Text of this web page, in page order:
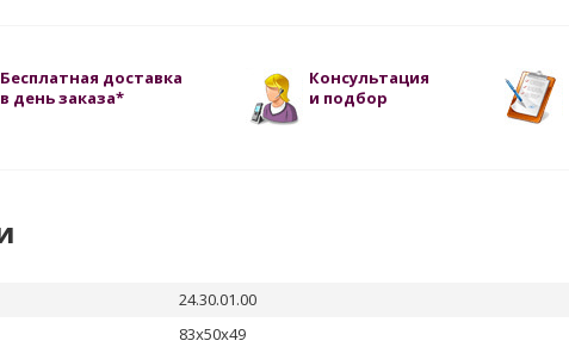
Бесплатная доставка
в день заказа*
Консультация
и подбор
24.30.01.00
83х50х49